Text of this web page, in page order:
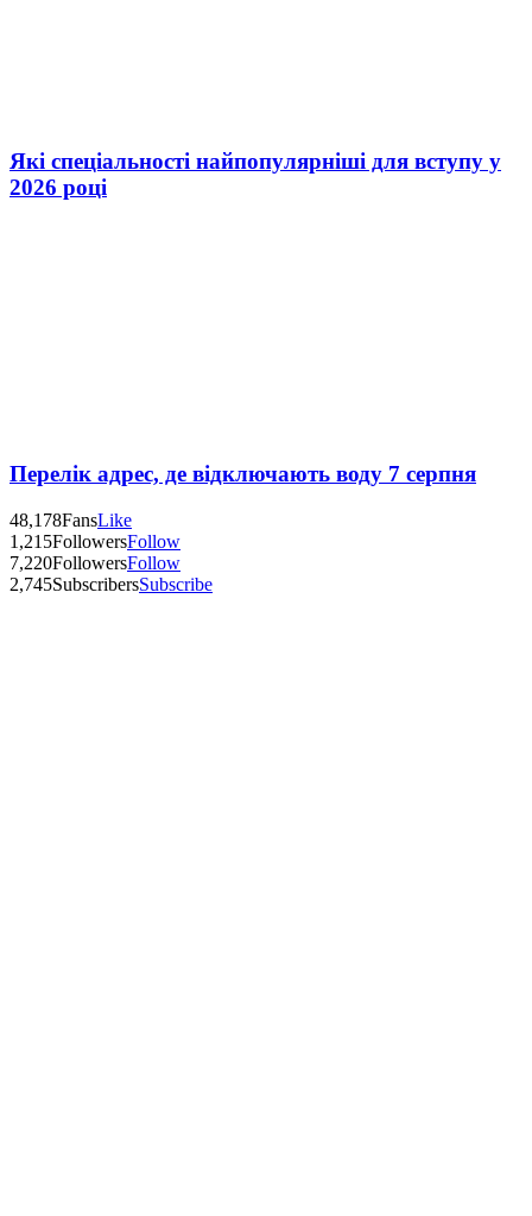
Які спеціальності найпопулярніші для вступу у
2026 році
Перелік адрес, де відключають воду 7 серпня
48,178FansLike
1,215FollowersFollow
7,220FollowersFollow
2,745SubscribersSubscribe